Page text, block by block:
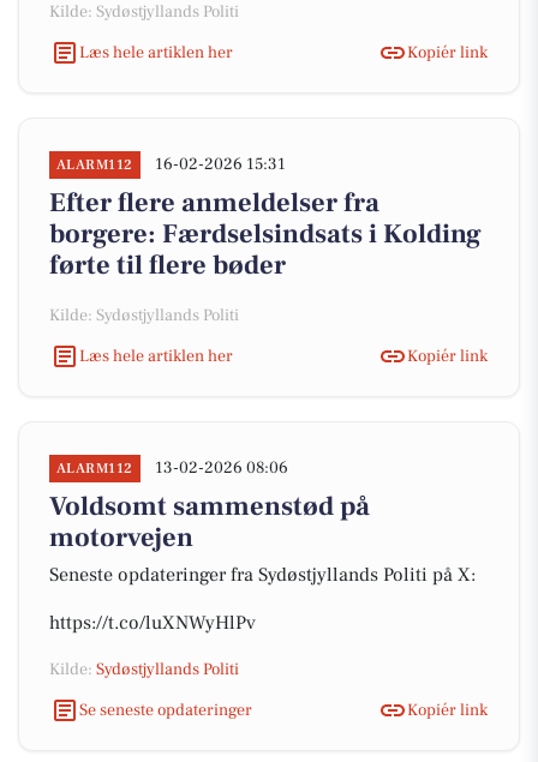
Kilde: Sydøstjyllands Politi
Læs hele artiklen her
Kopiér link
ALARM112 16-02-2026 15:31
Efter flere anmeldelser fra
borgere: Færdselsindsats i Kolding
førte til flere bøder
Kilde: Sydøstjyllands Politi
Læs hele artiklen her
Kopiér link
ALARM112 13-02-2026 08:06
Voldsomt sammenstød på
motorvejen
Seneste opdateringer fra Sydøstjyllands Politi på X:
https://t.co/luXNWyHlPv
Kilde: Sydøstjyllands Politi
Se seneste opdateringer
Kopiér link